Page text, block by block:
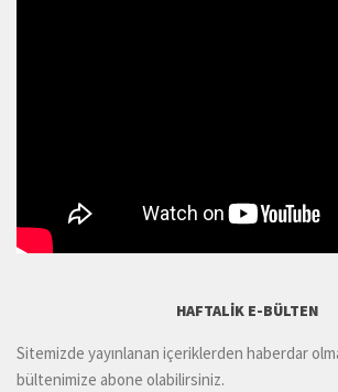
HAFTALIK E-BÜLTEN
Sitemizde yayınlanan içeriklerden haberdar
bültenimize abone olabilirsiniz.